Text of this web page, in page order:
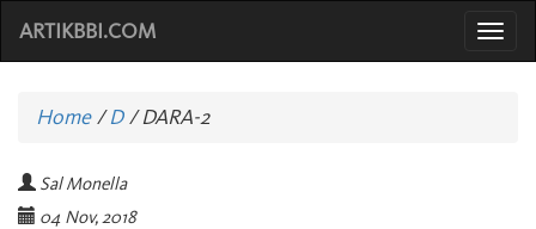
ARTIKBBI.COM
Home/D /DARA-2
Sal Monella
04 Nov, 2018